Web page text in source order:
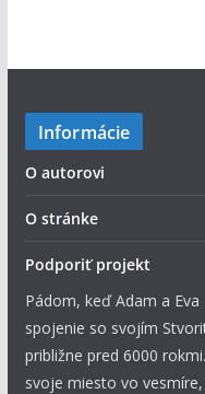
Informácie
O autorovi
O stránke
Podporiť projekt
Pádom, keď Adam a
spojenie so svojím
približne pred 6000
svoje miesto vo